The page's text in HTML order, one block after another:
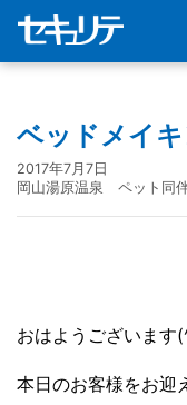
ベッドメイ
2017年7月7日
岡山湯原温泉 ペット同
おはようございます
本日のお客様をお迎